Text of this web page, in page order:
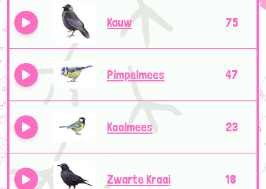
Kauw 75
Pimpelmees 47
Koolmees 23
Zwarte Kraai 18